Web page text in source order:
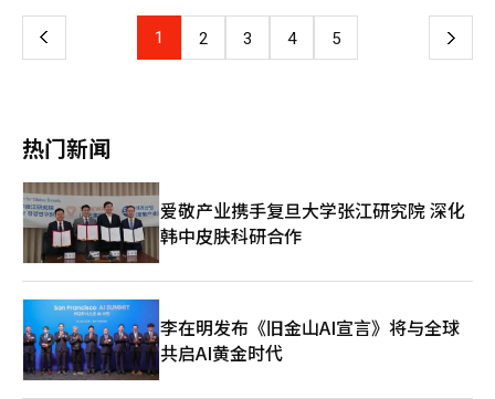
营着300多家门店。美国当地消费者的销售额从2021年的700亿韩
元，增长到2023年的2200亿韩元，预计到2025年将达到3400亿韩
果。”※ 本报道经人工智能（AI）系统翻译与编辑。
组第三名的排名竞争中未能进入前八，最终排名第九。由洪明甫教
练带领的代表队结束了在墨西哥瓜达拉哈拉的基地日程，今日启程
消费热潮。由于与北中美的时差，主要比赛安排在工作日的早晨和
白天。此外，高物价导致的消费心理萎缩也使得世界杯的消费效应
不如往年。 改变这一局面的则是对捷克的胜利。比赛前，许多人
在家中观看比赛或与同事一起为球队加油的文化逐渐普及，使得平
时冷清的早晨时段成为新的消费时段。便利店因上班途中和街头应
援的需求叠加，销售额有所增加，餐饮业也提前开始营业以应对这
一变化。 尤其是街头应援的人群和早晨的应援者同时涌入的便利
店，最先反应迅速。根据CU的数据，小组赛第三场比赛当天，光
化门附近店铺的冰块销售额比一周前增加了310.2%。矿泉水和电
解饮料的销售也分别暴增307.8%和266.8%。炎热的天气吸引了大
量户外应援者，垫子（212.4%）和移动电源（100.8%）的销量也
表现良好，方便食用的三角饭团（122.8%）和啤酒（105.1%）的
销售额同样大幅增长。 其他便利店品牌也呈现出类似的趋势。
上 1 2 3 4 5 下
热门新闻
爱敬产业携手复旦大学张江研究院 深化
韩中皮肤科研合作
李在明发布《旧金山AI宣言》将与全球
共启AI黄金时代